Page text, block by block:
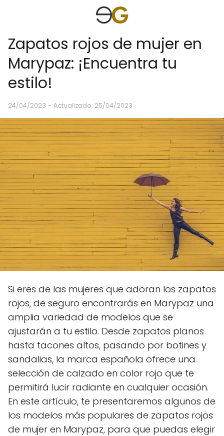
Zapatos rojos de mujer en
Marypaz: ¡Encuentra tu
estilo!
24/04/2023 - Actualizado: 25/04/2023
Si eres de las mujeres que adoran los zapatos
rojos, de seguro encontrarás en Marypaz una
amplia variedad de modelos que se
ajustarán a tu estilo. Desde zapatos planos
hasta tacones altos, pasando por botines y
sandalias, la marca española ofrece una
selección de calzado en color rojo que te
permitirá lucir radiante en cualquier ocasión.
En este artículo, te presentaremos algunos de
los modelos más populares de zapatos rojos
de mujer en Marypaz, para que puedas elegir